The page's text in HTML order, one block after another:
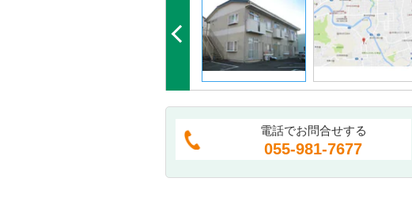
電話でお問合せする
055-981-7677